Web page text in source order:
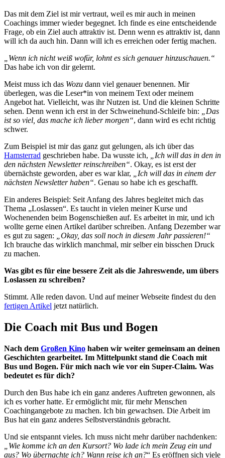
Das mit dem Ziel ist mir vertraut, weil es mir auch in meinen
Coachings immer wieder begegnet. Ich finde es eine entscheidende
Frage, ob ein Ziel auch attraktiv ist. Denn wenn es attraktiv ist, dann
will ich da auch hin. Dann will ich es erreichen oder fertig machen.
„Wenn ich nicht weiß wofür, lohnt es sich genauer hinzuschauen.“
Das habe ich von dir gelernt.
Meist muss ich das Wozu dann viel genauer benennen. Mir
überlegen, was die Leser*in von meinem Text oder meinem
Angebot hat. Vielleicht, was ihr Nutzen ist. Und die kleinen Schritte
sehen. Denn wenn ich erst in der Schweinehund-Schleife bin:
„Das
ist so viel, das mache ich lieber morgen“, dann wird es echt richtig
schwer.
Zum Beispiel ist mir das ganz gut gelungen, als ich über das
Hamsterrad geschrieben habe. Da wusste ich,
„Ich will das in den in
den nächsten Newsletter reinschreiben“. Okay, es ist erst der
übernächste geworden, aber es war klar,
„Ich will das in einem der
nächsten Newsletter haben“. Genau so habe ich es geschafft.
Ein anderes Beispiel: Seit Anfang des Jahres begleitet mich das
Thema „Loslassen“. Es taucht in vielen meiner Kurse und
Wochenenden beim Bogenschießen auf. Es arbeitet in mir, und ich
wollte gerne einen Artikel darüber schreiben. Anfang Dezember war
es gut zu sagen:
„Okay, das soll noch in diesem Jahr passieren!“
Ich brauche das wirklich manchmal, mir selber ein bisschen Druck
zu machen.
Was gibt es für eine bessere Zeit als die Jahreswende, um übers
Loslassen zu schreiben?
Stimmt. Alle reden davon. Und auf meiner Webseite findest du den
fertigen Artikel jetzt natürlich.
Die Coach mit Bus und Bogen
Nach dem Großen Kino haben wir weiter gemeinsam an deinen
Geschichten gearbeitet. Im Mittelpunkt stand die Coach mit
Bus und Bogen. Für mich nach wie vor ein Super-Claim. Was
bedeutet es für dich?
Durch den Bus habe ich ein ganz anderes Auftreten gewonnen, als
ich es vorher hatte. Er ermöglicht mir, für mehr Menschen
Coachingangebote zu machen. Ich bin gewachsen. Die Arbeit im
Bus hat ein ganz anderes Selbstverständnis gebracht.
Und sie entspannt vieles. Ich muss nicht mehr darüber nachdenken:
„Wie komme ich an den Kursort? Wo lade ich mein Zeug ein und
aus? Wo übernachte ich? Wann reise ich an?“ Es eröffnen sich viele